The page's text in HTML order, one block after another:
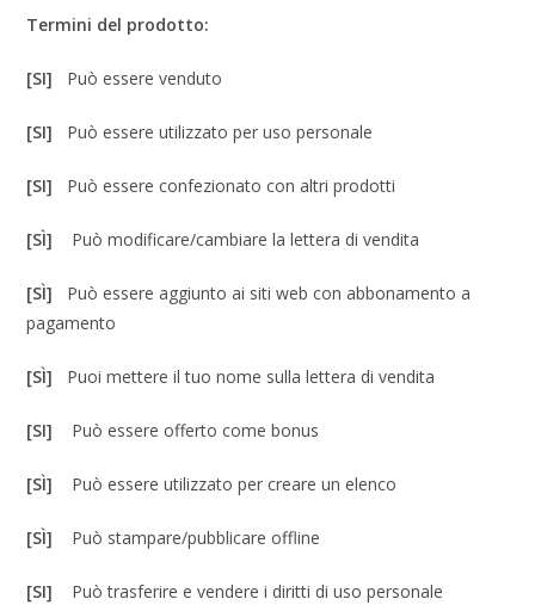
Termini del prodotto:
[SI] Può essere venduto
[SI] Può essere utilizzato per uso personale
[SI] Può essere confezionato con altri prodotti
[SÌ] Può modificare/cambiare la lettera di vendita
[SÌ] Può essere aggiunto ai siti web con abbonamento a
pagamento
[SÌ] Puoi mettere il tuo nome sulla lettera di vendita
[SI] Può essere offerto come bonus
[SÌ] Può essere utilizzato per creare un elenco
[SÌ] Può stampare/pubblicare offline
[SI] Può trasferire e vendere i diritti di uso personale